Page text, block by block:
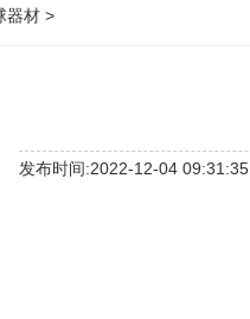
器材 >
发布时间:2022-12-04 09:31:35